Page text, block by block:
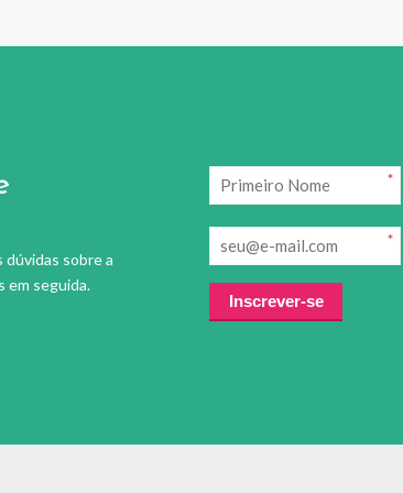
dúvidas sobre a
em seguida.
*
*
Inscrever-se